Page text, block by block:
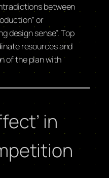
between
or
design sense”. Top
resources and
of the plan with
in